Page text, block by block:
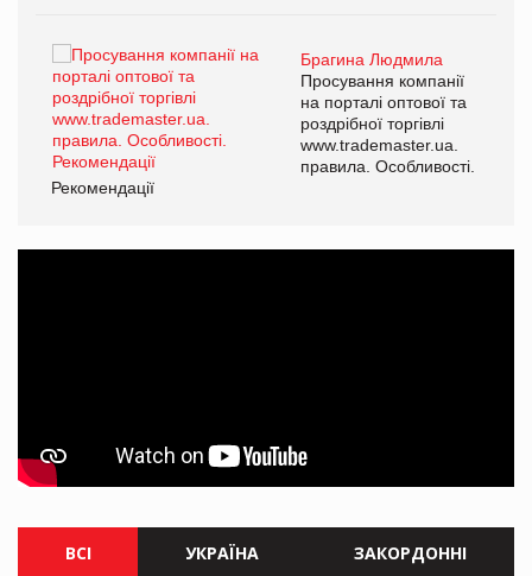
Брагина Людмила
Просування компанії
на порталі оптової та
роздрібної торгівлі
www.trademaster.ua.
правила. Особливості.
Рекомендації
ВСІ УКРАЇНА ЗАКОРДОННІ